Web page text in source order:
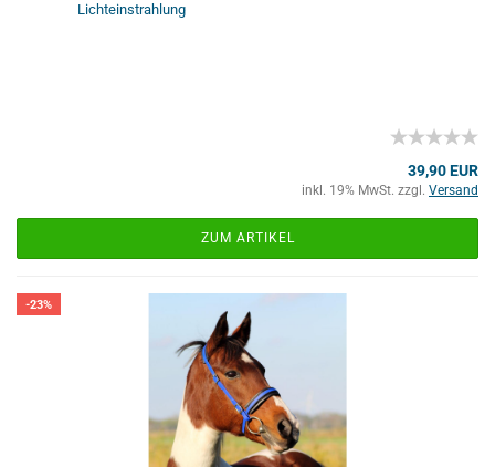
Lichteinstrahlung
39,90 EUR
inkl. 19% MwSt. zzgl. Versand
ZUM ARTIKEL
-23%